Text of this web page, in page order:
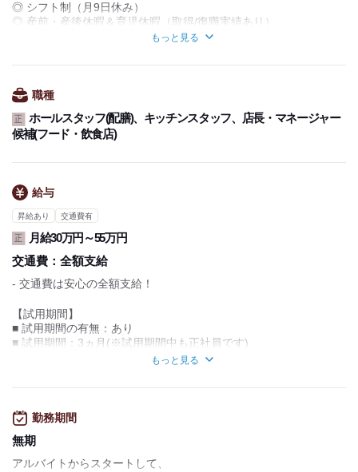
前職で始発通勤していた方
次のアラームはお昼でも大丈夫です◎
朝活より“寝活”派歓迎。
==============================
ライフスタイルに応じたシフトを
調整いたしますので、お気軽にご相談ください。
※残業に関しては、36協定を締結
しておりますので安心です。
チームワークを重んじ、
みんなで働きやすい職場環境を作り上げています。
皆さまからのご応募、お待ちしております！
◎ シフト制（月9日休み）
◎ 産前・産後休暇＆育児休暇（取得/復職実績あり）
◎ 有給休暇＆長期・連続休暇（5日以上の連続取得可能）
◎ 子育てパパ支援休暇
もっと見る
職種
正
ホールスタッフ(配膳)、キッチンスタッフ、店長・マネージャー
候補(フード・飲食店)
給与
昇給あり 交通費有
正
月給30万円～55万円
交通費： 全額支給
- 交通費は安心の全額支給！
【試用期間】
■ 試用期間の有無：あり
■ 試用期間：3ヵ月(※試用期間中も正社員です)
■ 期間中給与：月給300,000円
基本給：30万円
利益の1％：2万円（店舗利益が200万円の場合）
手当：なし
もっと見る
勤務期間
無期
アルバイトからスタートして、